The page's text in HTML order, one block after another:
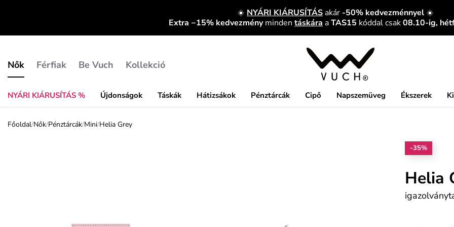
☀️ NYÁRI KIÁRUSÍTÁSakár -50% kedvezménnyel ☀️
Extra −15% kedvezményminden táskára aTAS15 kóddal csak08.10-ig,
Nők
NYÁRI KIÁRUSÍTÁS % Újdonságok Táskák Hátizsákok Pénztárcák Cipő Napszemüveg Ékszerek
Férfiak Be Vuch Kollekció
Főoldal/Nők/Pénztárcák/Mini/Helia Grey
-35%
Helia